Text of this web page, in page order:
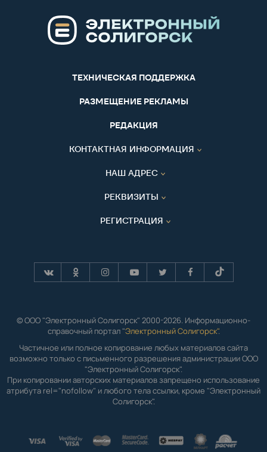
ТЕХНИЧЕСКАЯ ПОДДЕРЖКА
РАЗМЕЩЕНИЕ РЕКЛАМЫ
РЕДАКЦИЯ
КОНТАКТНАЯ ИНФОРМАЦИЯ
НАШ АДРЕС
РЕКВИЗИТЫ
РЕГИСТРАЦИЯ
© ООО "Электронный Солигорск" 2000-2026. Информационно-
справочный портал "Электронный Солигорск".
Частичное или полное копирование любых материалов сайта
возможно только с письменного разрешения администрации ООО
"Электронный Солигорск".
При копировании авторских материалов запрещено использование
атрибута rel="nofollow" и любого тела ссылки, кроме "Электронный
Солигорск".